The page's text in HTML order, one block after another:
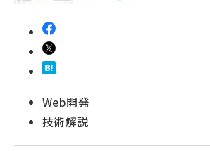
Web開発
技術解説